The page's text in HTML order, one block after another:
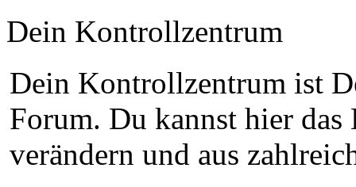
Dein Kontrollzentrum
Dein Kontrollzentrum ist
Forum. Du kannst hier
verändern und aus